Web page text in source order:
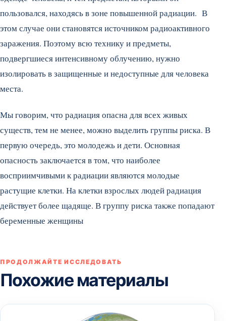
пользовался, находясь в зоне повышенной радиации. В
этом случае они становятся источником радиоактивного
заражения. Поэтому всю технику и предметы,
подвергшиеся интенсивному облучению, нужно
изолировать в защищенные и недоступные для человека
места.
Мы говорим, что радиация опасна для всех живых
существ, тем не менее, можно выделить группы риска. В
первую очередь, это молодежь и дети. Основная
опасность заключается в том, что наиболее
восприимчивыми к радиации являются молодые
растущие клетки. На клетки взрослых людей радиация
действует более щадяще. В группу риска также попадают
беременные женщины
ПРОДОЛЖАЙТЕ ИССЛЕДОВАТЬ
Похожие материалы